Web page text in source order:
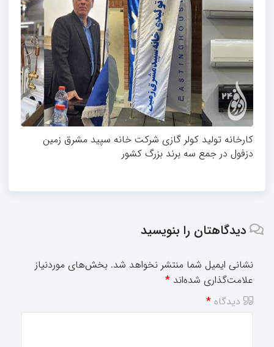
کارخانه تولید کولر گازی شرکت خانه سپید مشرق زمین
دزفول در جمع سه برند بزرگ کشور
دیدگاهتان را بنویسید
نشانی ایمیل شما منتشر نخواهد شد. بخش‌های موردنیاز
علامت‌گذاری شده‌اند *
دیدگاه *